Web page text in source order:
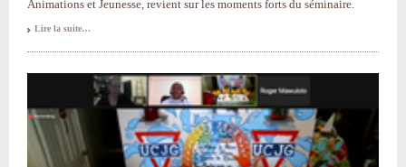
Animations et Jeunesse, revient sur les moments forts du séminaire.
Séminaire
religieuse
-
Lire la suite…